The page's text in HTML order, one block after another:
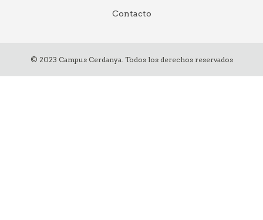
Contacto
© 2023 Campus Cerdanya. Todos los derechos reservados